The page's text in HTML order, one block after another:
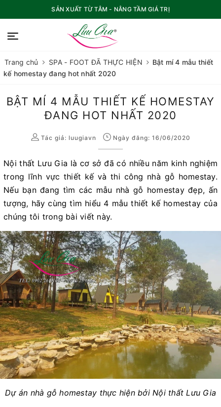
SẢN XUẤT TỪ TÂM - NÂNG TẦM GIÁ TRỊ
Trang chủ SPA - FOOT ĐÃ THỰC HIỆN
Bật mí 4 mẫu thiết
kế homestay đang hot nhất 2020
BẬT MÍ 4 MẪU THIẾT KẾ HOMESTAY
ĐANG HOT NHẤT 2020
Tác giả: luugiavn Ngày đăng: 16/06/2020
Nội thất Lưu Gia là cơ sở đã có nhiều năm kinh nghiệm
trong lĩnh vực thiết kế và thi công nhà gỗ homestay.
Nếu bạn đang tìm các mẫu nhà gỗ homestay đẹp, ấn
tượng, hãy cùng tìm hiểu 4 mẫu thiết kế homestay của
chúng tôi trong bài viết này.
Dự án nhà gỗ homestay thực hiện bởi Nội thất Lưu Gia